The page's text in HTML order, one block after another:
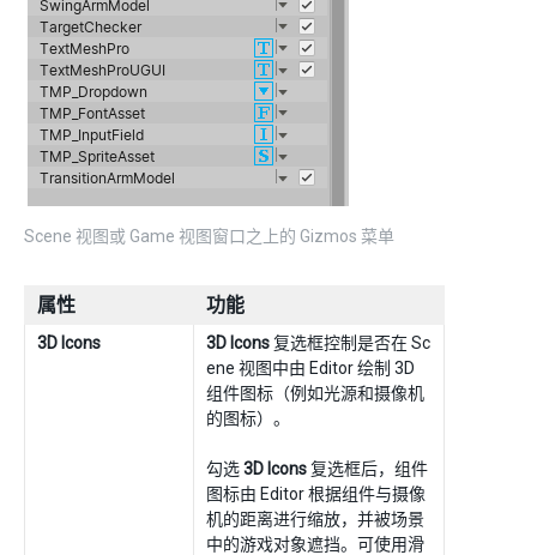
Scene 视图或 Game 视图窗口之上的 Gizmos 菜单
属性 功能
3D Icons 3D Icons复选框控制是否在 Sc
ene 视图中由 Editor 绘制 3D
组件图标（例如光源和摄像机
的图标）。
勾选3D Icons复选框后，组件
图标由 Editor 根据组件与摄像
机的距离进行缩放，并被场景
中的游戏对象遮挡。可使用滑